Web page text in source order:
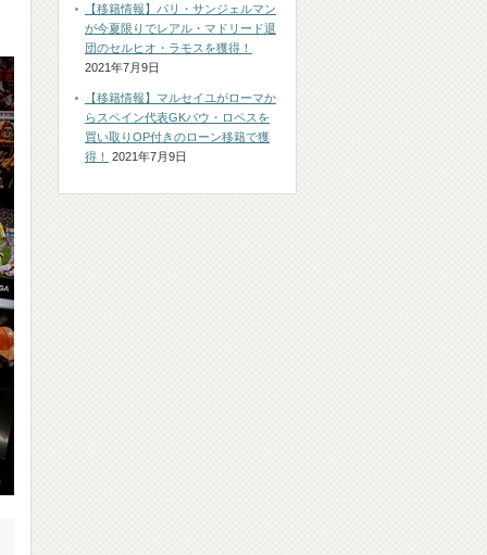
【移籍情報】パリ・サンジェルマン
が今夏限りでレアル・マドリード退
団のセルヒオ・ラモスを獲得！
2021年7月9日
【移籍情報】マルセイユがローマか
らスペイン代表GKパウ・ロペスを
買い取りOP付きのローン移籍で獲
得！
2021年7月9日